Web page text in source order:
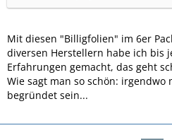
Mit diesen "Billigfolien" im 6er
diversen Herstellern habe ich bis
Erfahrungen gemacht, das geht
Wie sagt man so schön:
begründet sein...